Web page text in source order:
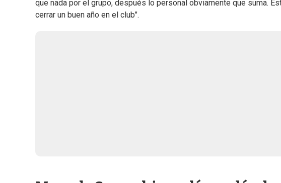
que nada por el grupo, después lo personal obviamente que suma.
cerrar un buen año en el club".